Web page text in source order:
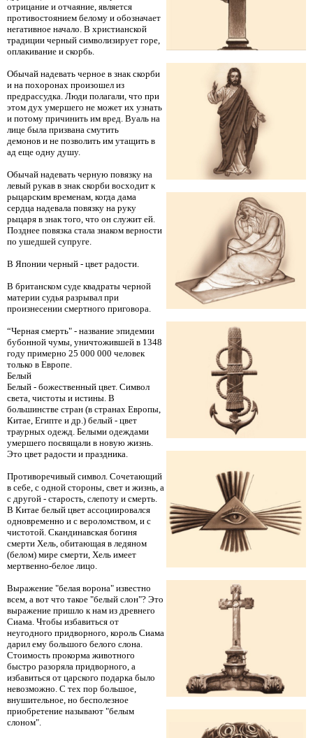
отрицание и отчаяние, является
противостоянием белому и обозначает
негативное начало. В христианской
традиции черный символизирует горе,
оплакивание и скорбь.
Обычай надевать черное в знак скорби
и на похоронах произошел из
предрассудка. Люди полагали, что при
этом дух умершего не может их узнать
и потому причинить им вред. Вуаль на
лице была призвана смутить
демонов и не позволить им утащить в
ад еще одну душу.
Обычай надевать черную повязку на
левый рукав в знак скорби восходит к
рыцарским временам, когда дама
сердца надевала повязку на руку
рыцаря в знак того, что он служит ей.
Позднее повязка стала знаком верности
по ушедшей супруге.
В Японии черный - цвет радости.
В британском суде квадраты черной
материи судья разрывал при
произнесении смертного приговора.
“Черная смерть" - название эпидемии
бубонной чумы, уничтожившей в 1348
году примерно 25 000 000 человек
только в Европе.
Белый
Белый - божественный цвет. Символ
света, чистоты и истины. В
большинстве стран (в странах Европы,
Китае, Египте и др.) белый - цвет
траурных одежд. Белыми одеждами
умершего посвящали в новую жизнь.
Это цвет радости и праздника.
Противоречивый символ. Сочетающий
в себе, с одной стороны, свет и жизнь, а
с другой - старость, слепоту и смерть.
В Китае белый цвет ассоциировался
одновременно и с вероломством, и с
чистотой. Скандинавская богиня
смерти Хель, обитающая в ледяном
(белом) мире смерти, Хель имеет
мертвенно-белое лицо.
Выражение "белая ворона" известно
всем, а вот что такое "белый слон"? Это
выражение пришло к нам из древнего
Сиама. Чтобы избавиться от
неугодного придворного, король Сиама
дарил ему большого белого слона.
Стоимость прокорма животного
быстро разоряла придворного, а
избавиться от царского подарка было
невозможно. С тех пор большое,
внушительное, но бесполезное
приобретение называют "белым
слоном".